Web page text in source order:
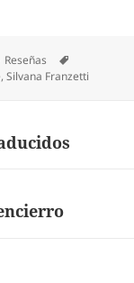
Categorías
Reseñas
,Silvana Franzetti